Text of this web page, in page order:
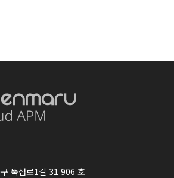
뚝섬로1길 31 906 호